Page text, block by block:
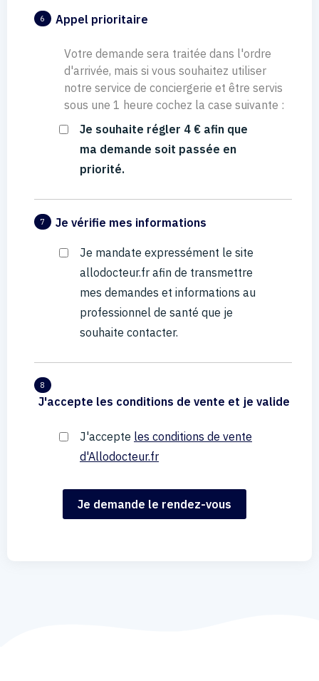
6 Appel prioritaire
Votre demande sera traitée dans l'ordre
d'arrivée, mais si vous souhaitez utiliser
notre service de conciergerie et être servis
sous une 1 heure cochez la case suivante :
Je souhaite régler 4 € afin que
ma demande soit passée en
priorité.
7 Je vérifie mes informations
Je mandate expressément le site
allodocteur.fr afin de transmettre
mes demandes et informations au
professionnel de santé que je
souhaite contacter.
8
J'accepte les conditions de vente et je valide
J'accepte les conditions de vente
d'Allodocteur.fr